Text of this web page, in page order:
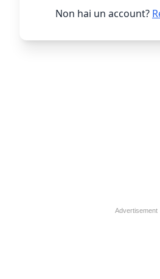
Non hai un account?